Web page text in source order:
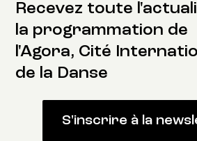
Recevez toute
la programmation de
l'Agora, Cité
de la Danse
S'inscrire à la